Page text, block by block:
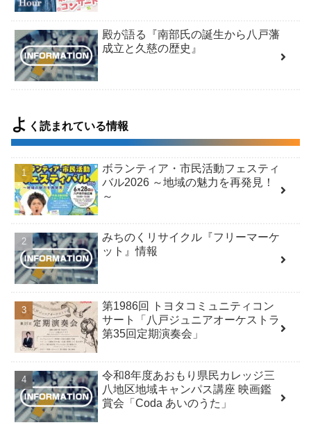
殿が語る『南部氏の誕生から八戸藩
成立と久慈の歴史』
よ く読まれている情報
ボランティア・市民活動フェスティ
バル2026 ～地域の魅力を再発見！
～
みちのくリサイクル『フリーマーケ
ット』情報
第1986回 トヨタコミュニティコン
サート「八戸ジュニアオーケストラ
第35回定期演奏会」
令和8年度あおもり県民カレッジ三
八地区地域キャンパス講座 映画鑑
賞会「Coda あいのうた」